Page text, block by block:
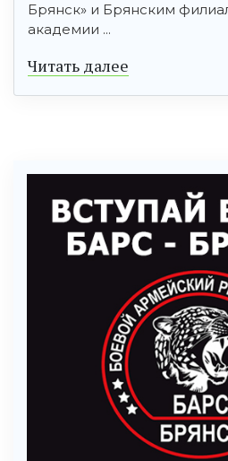
Брянск» и Брянским
академии ...
Читать далее